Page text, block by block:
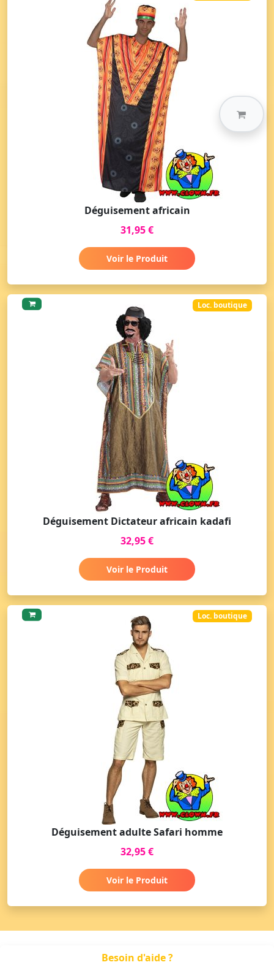
Déguisement africain
31,95 €
Voir le Produit
Loc. boutique
Déguisement Dictateur africain kadafi
32,95 €
Voir le Produit
Loc. boutique
Déguisement adulte Safari homme
32,95 €
Voir le Produit
Besoin d'aide ?